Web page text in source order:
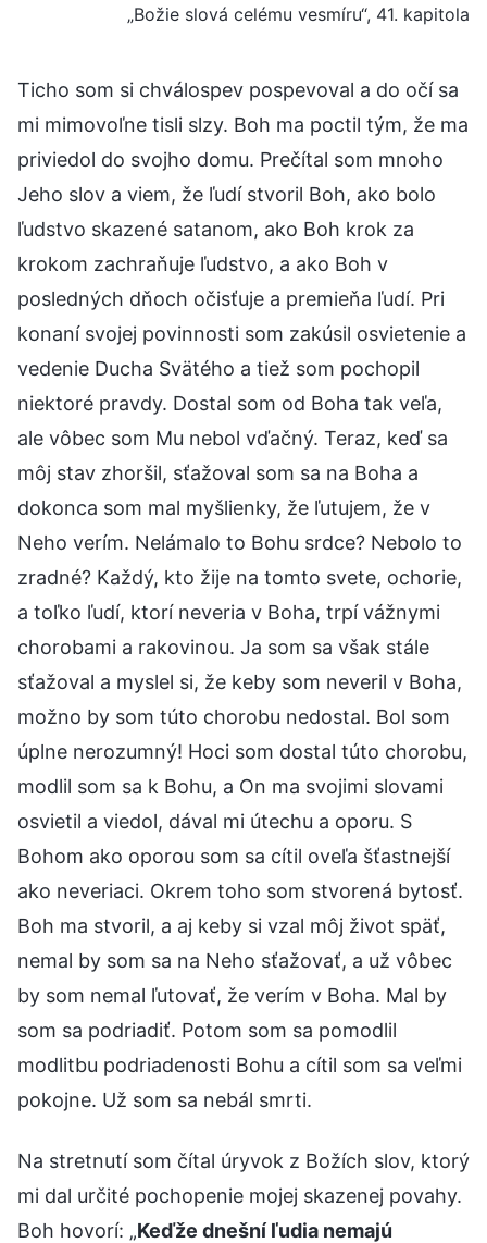
„Božie slová celému vesmíru“, 41. kapitola
Ticho som si chválospev pospevoval a do očí sa
mi mimovoľne tisli slzy. Boh ma poctil tým, že ma
priviedol do svojho domu. Prečítal som mnoho
Jeho slov a viem, že ľudí stvoril Boh, ako bolo
ľudstvo skazené satanom, ako Boh krok za
krokom zachraňuje ľudstvo, a ako Boh v
posledných dňoch očisťuje a premieňa ľudí. Pri
konaní svojej povinnosti som zakúsil osvietenie a
vedenie Ducha Svätého a tiež som pochopil
niektoré pravdy. Dostal som od Boha tak veľa,
ale vôbec som Mu nebol vďačný. Teraz, keď sa
môj stav zhoršil, sťažoval som sa na Boha a
dokonca som mal myšlienky, že ľutujem, že v
Neho verím. Nelámalo to Bohu srdce? Nebolo to
zradné? Každý, kto žije na tomto svete, ochorie,
a toľko ľudí, ktorí neveria v Boha, trpí vážnymi
chorobami a rakovinou. Ja som sa však stále
sťažoval a myslel si, že keby som neveril v Boha,
možno by som túto chorobu nedostal. Bol som
úplne nerozumný! Hoci som dostal túto chorobu,
modlil som sa k Bohu, a On ma svojimi slovami
osvietil a viedol, dával mi útechu a oporu. S
Bohom ako oporou som sa cítil oveľa šťastnejší
ako neveriaci. Okrem toho som stvorená bytosť.
Boh ma stvoril, a aj keby si vzal môj život späť,
nemal by som sa na Neho sťažovať, a už vôbec
by som nemal ľutovať, že verím v Boha. Mal by
som sa podriadiť. Potom som sa pomodlil
modlitbu podriadenosti Bohu a cítil som sa veľmi
pokojne. Už som sa nebál smrti.
Na stretnutí som čítal úryvok z Božích slov, ktorý
mi dal určité pochopenie mojej skazenej povahy.
Boh hovorí: „Keďže dnešní ľudia nemajú